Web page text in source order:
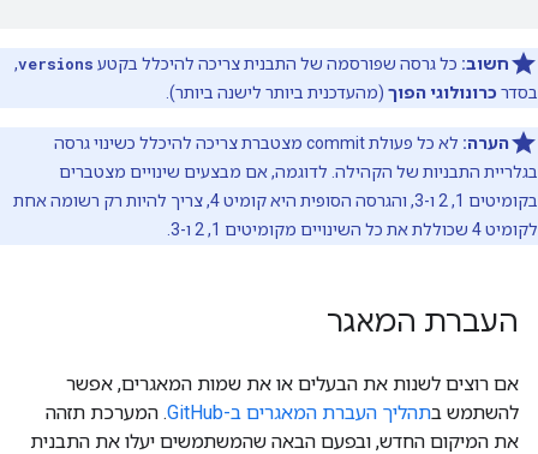
חשוב: כל גרסה שפורסמה של התבנית צריכה להיכלל בקטע versions
,
בסדר כרונולוגי הפוך (מהעדכנית ביותר לישנה ביותר).
הערה:
לא כל פעולת commit מצטברת צריכה להיכלל כשינוי גרסה
בגלריית התבניות של הקהילה. לדוגמה, אם מבצעים שינויים מצטברים
בקומיטים 1, 2 ו-3, והגרסה הסופית היא קומיט 4, צריך להיות רק רשומה אחת
לקומיט 4 שכוללת את כל השינויים מקומיטים 1, 2 ו-3.
העברת המאגר
אם רוצים לשנות את הבעלים או את שמות המאגרים, אפשר
להשתמש בתהליך העברת המאגרים ב-GitHub
. המערכת תזהה
את המיקום החדש, ובפעם הבאה שהמשתמשים יעלו את התבנית